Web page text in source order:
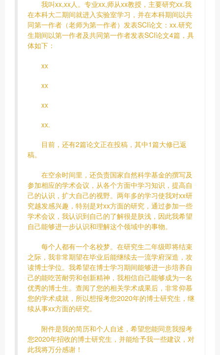
我叫xx,xx人。专业xx,师从xx教授，主要研究xx.我
在本科大二期间就进入实验室学习，并在本科期间以共
同第一作者（老师为第一作者）发表SCI论文：xx.研究
生期间以第一作者及共同第一作者发表SCI论文4篇，具
体如下：
xx
xx
xx
xx.
目前，还有2篇论文正在投稿，其中1篇大修已返
稿。
在空余时间里，还负责国家自然科学基金的撰写及
参加相应的学术会议，从各个方面中学习知识，提高自
己的认识，扩大自己的视野。两年多的学习使我对xx研
究越发感兴趣，特别是对xx方面的研究，通过参加一些
学术会议，我认识到自己的了解很是肤浅，因此我希望
自己能够进一步认识和理解这个领域中的事物。
每个人都有一个名校梦。在研究生二年级即将结束
之际，我非常期望在毕业后能继续去一流学府深造，攻
读博士学位。我希望在博士学习期间能够进一步培养自
己的能吃苦耐劳和创新精神，我相信自己能够成为一名
优秀的博士生。查阅了您的相关学术成果后，非常仰慕
您的学术成就，所以想报考您2020年的博士研究生，继
续从事xx方面的研究。
附件是我的简历和个人自述，希望您能同意我报考
您2020年招收的博士研究生，并能给予我一些建议，对
此我将万分感谢！